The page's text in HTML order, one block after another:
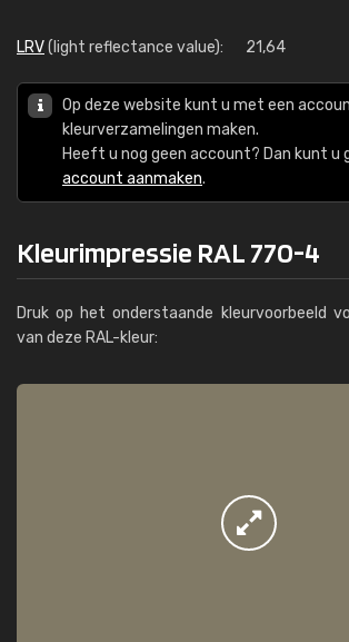
LRV(light reflectance value): 21,64
Op deze website kunt u met een
kleurverzamelingen maken.
Heeft u nog geen account? Dan kunt u
account aanmaken.
Kleurimpressie RAL 770-4
Druk op het onderstaande kleurvoorbeeld
van deze RAL-kleur: